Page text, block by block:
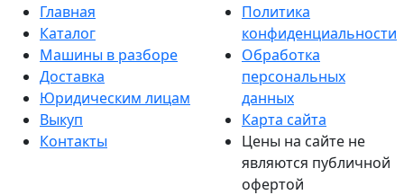
Главная
Каталог
Машины в разборе
Доставка
Юридическим лицам
Выкуп
Контакты
Политика
конфиденциальности
Обработка
персональных
данных
Карта сайта
Цены на сайте не
являются публичной
офертой